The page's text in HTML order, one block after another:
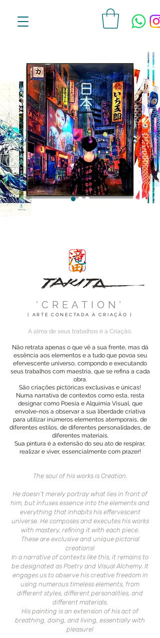
'CREATION'
[ ARTE CONECTADA À CRIAÇÃO ]
A alma de seus trabalhos é a Criação.
Não retrata apenas o que vê a sua frente, mas dá
essência aos elementos e a tudo que povoa seu
efervescente universo, compondo e executando
seus trabalhos com maestria, que se refina a cada
obra.
São criações pictóricas exclusivas e únicas!
Numa narrativa de contextos como esta, resta
designar como Poesia e Alquimia Visual, que
envolve-nos a observar a sua liberdade criativa
para utilizar inúmeros elementos atemporais, de
diferentes estilos, de diferentes personalidades, de
diferentes materiais.
Sua pintura é a extensão do seu ato de respirar,
realizar e viver, essencialmente com prazer!
The soul of his works is Creation.
He doesn't merely portray what lies in front of
him, but infuses essence into the elements and
everything that inhabits his effervescent
universe. He composes and executes his works
with mastery, refining it with each piece.
These are exclusive and unique pictorial
creations!
In a narrative of contexts like this, it remains to
be designated as Poetry and Visual Alchemy. It
engages us to observe his creative freedom in
using numerous timeless elements, from
different styles, different personalities, and
different materials.
His painting is an extension of his act of
breathing, doing, and living, essentially with
pleasure!